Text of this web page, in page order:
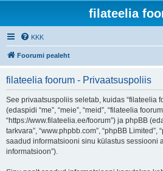
filateelia
KKK
Foorumi pealeht
filateelia foorum - Privaatsuspoliis
See privaatsuspoliis seletab, kuidas “filateelia
(edaspidi “me”, “meie”, “meid”, “filateelia
“https://www.filateelia.ee/foorum”) ja phpBB
tarkvara”, “www.phpbb.com”, “phpBB Limited”,
saadud informatsiooni sinu külastus sessiooni
informatsioon”).